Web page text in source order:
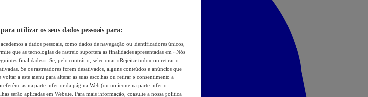
utilizar os seus dados pessoais para:
a dados pessoais, como dados de navegação ou identificadores únicos,
que as tecnologias de rastreio suportem as finalidades apresentadas em «Nós
finalidades». Se, pelo contrário, selecionar «Rejeitar tudo» ou retirar o
Se os rastreadores forem desativados, alguns conteúdos e anúncios que
a este menu para alterar as suas escolhas ou retirar o consentimento a
na parte inferior da página Web (ou no ícone na parte inferior
serão aplicadas em Website. Para mais informação, consulte a nossa política